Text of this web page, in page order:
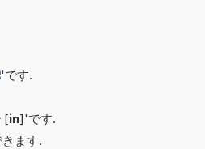
'です.
[in]'です.
ます.